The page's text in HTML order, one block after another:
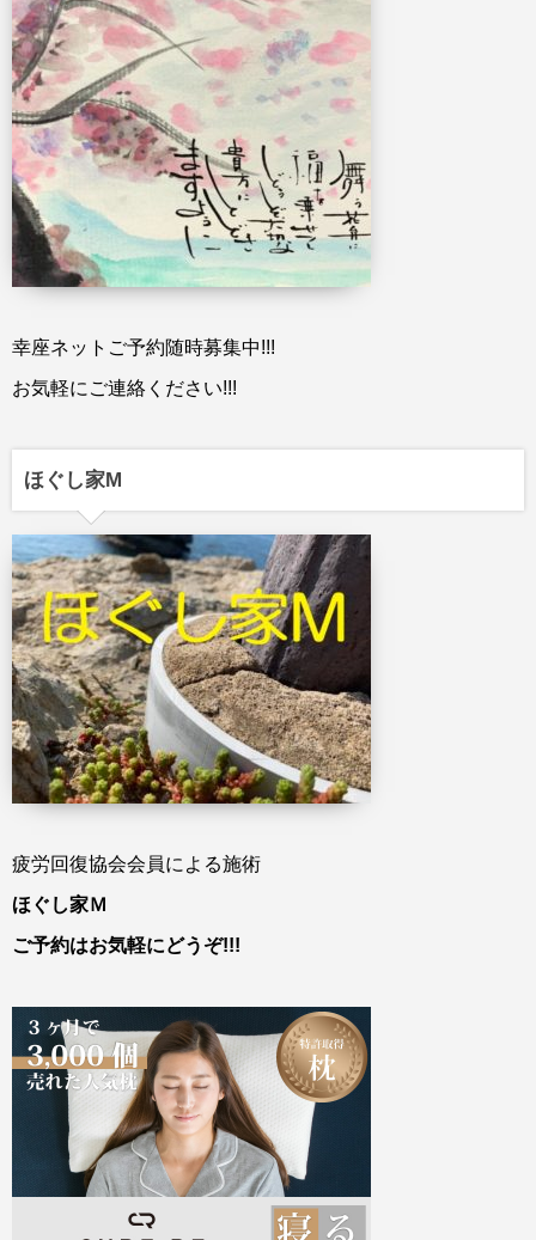
幸座ネットご予約随時募集中!!!
お気軽にご連絡ください!!!
ほぐし家M
疲労回復協会会員による施術
ほぐし家Ｍ
ご予約はお気軽にどうぞ!!!